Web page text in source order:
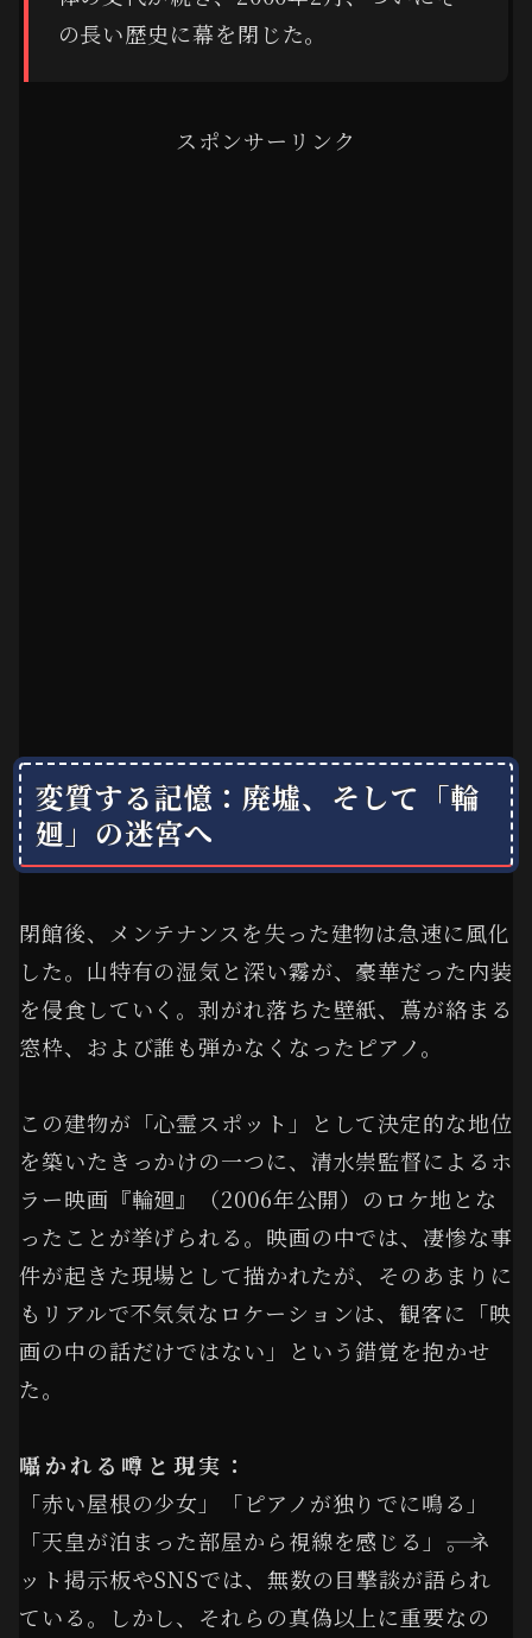
の長い歴史に幕を閉じた。
スポンサーリンク
変質する記憶：廃墟、そして「輪
廻」の迷宮へ
閉館後、メンテナンスを失った建物は急速に風化
した。山特有の湿気と深い霧が、豪華だった内装
を侵食していく。剥がれ落ちた壁紙、蔦が絡まる
窓枠、および誰も弾かなくなったピアノ。
この建物が「心霊スポット」として決定的な地位
を築いたきっかけの一つに、清水崇監督によるホ
ラー映画『輪廻』（2006年公開）のロケ地とな
ったことが挙げられる。映画の中では、凄惨な事
件が起きた現場として描かれたが、そのあまりに
もリアルで不気気なロケーションは、観客に「映
画の中の話だけではない」という錯覚を抱かせ
た。
囁かれる噂と現実：
「赤い屋根の少女」「ピアノが独りでに鳴る」
「天皇が泊まった部屋から視線を感じる」――。ネ
ット掲示板やSNSでは、無数の目撃談が語られ
ている。しかし、それらの真偽以上に重要なの